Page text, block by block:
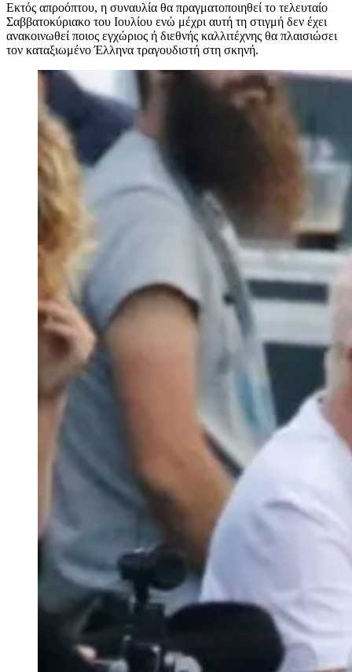
Εκτός απροόπτου, η συναυλία θα πραγματοποιηθεί το τελευταίο
Σαββατοκύριακο του Ιουλίου ενώ μέχρι αυτή τη στιγμή δεν έχει
ανακοινωθεί ποιος εγχώριος ή διεθνής καλλιτέχνης θα πλαισιώσει
τον καταξιωμένο Έλληνα τραγουδιστή στη σκηνή.